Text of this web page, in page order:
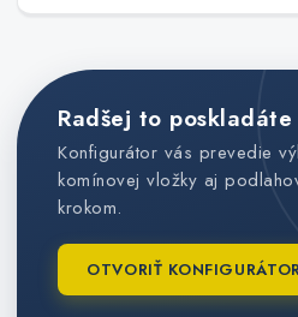
Radšej to
Konfigurátor vás prevedie
komínovej vložky aj
krokom.
OTVORIŤ